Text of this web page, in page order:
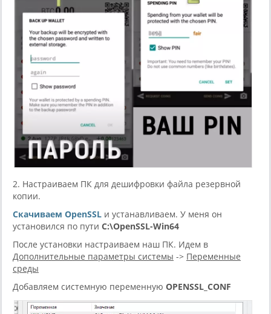
2. Настраиваем ПК для дешифровки файла резервной
копии.
Скачиваем OpenSSL и устанавливаем. У меня он
установился по пути C:\OpenSSL-Win64
После установки настраиваем наш ПК. Идем в
Дополнительные параметры системы -> Переменные
среды
Добавляем системную переменную OPENSSL_CONF